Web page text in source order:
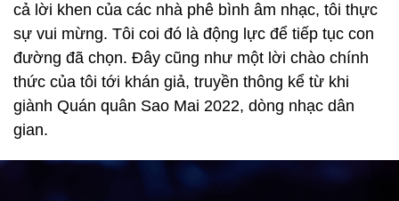
cả lời khen của các nhà phê bình âm nhạc, tôi thực
sự vui mừng. Tôi coi đó là động lực để tiếp tục con
đường đã chọn. Đây cũng như một lời chào chính
thức của tôi tới khán giả, truyền thông kể từ khi
giành Quán quân Sao Mai 2022, dòng nhạc dân
gian.